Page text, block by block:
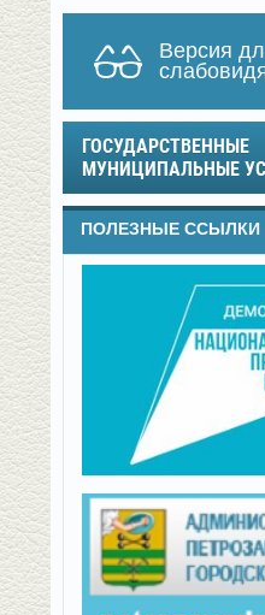
Версия
ГОСУДАРСТВЕННЫЕ
МУНИЦИПАЛЬНЫЕ
ПОЛЕЗНЫЕ ССЫЛКИ